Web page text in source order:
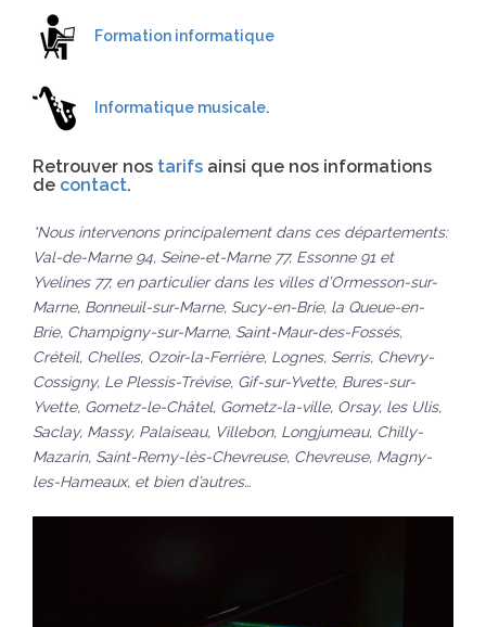
Formation informatique
Informatique musicale.
Retrouver nos tarifs ainsi que nos informations
de contact.
*Nous intervenons principalement dans ces départements:
Val-de-Marne 94, Seine-et-Marne 77, Essonne 91 et
Yvelines 77, en particulier dans les villes d’Ormesson-sur-
Marne, Bonneuil-sur-Marne, Sucy-en-Brie, la Queue-en-
Brie, Champigny-sur-Marne, Saint-Maur-des-Fossés,
Créteil, Chelles, Ozoir-la-Ferrière, Lognes, Serris, Chevry-
Cossigny, Le Plessis-Trévise, Gif-sur-Yvette, Bures-sur-
Yvette, Gometz-le-Châtel, Gometz-la-ville, Orsay, les Ulis,
Saclay, Massy, Palaiseau, Villebon, Longjumeau, Chilly-
Mazarin, Saint-Remy-lès-Chevreuse, Chevreuse, Magny-
les-Hameaux, et bien d’autres…